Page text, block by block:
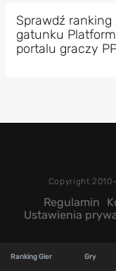
Sprawdź
gatunku
portalu graczy
Copyright
Regulamin
Ustawienia
Ranking Gier Gry